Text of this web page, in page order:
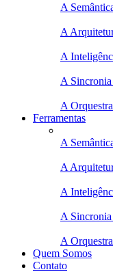
A
A
A
A
A
Ferramentas
A
A
A
A
A
Quem Somos
Contato